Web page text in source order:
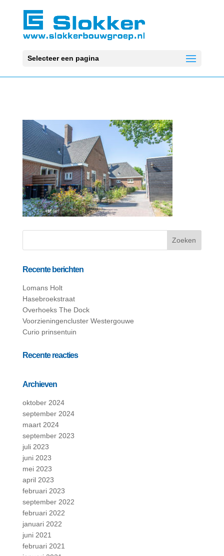
Selecteer een pagina
Recente berichten
Lomans Holt
Hasebroekstraat
Overhoeks The Dock
Voorzieningencluster Westergouwe
Curio prinsentuin
Recente reacties
Archieven
oktober 2024
september 2024
maart 2024
september 2023
juli 2023
juni 2023
mei 2023
april 2023
februari 2023
september 2022
februari 2022
januari 2022
juni 2021
februari 2021